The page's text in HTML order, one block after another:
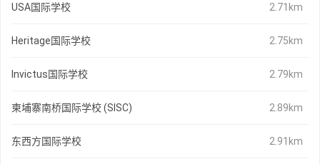
USA国际学校 2.71km
Heritage国际学校 2.75km
Invictus国际学校 2.79km
柬埔寨南桥国际学校 (SISC) 2.89km
东西方国际学校 2.91km